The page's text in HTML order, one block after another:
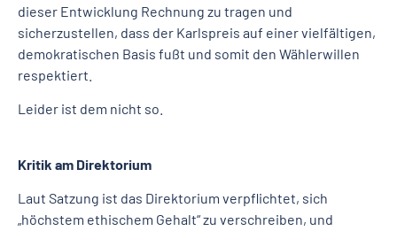
dieser Entwicklung Rechnung zu tragen und
sicherzustellen, dass der Karlspreis auf einer vielfältigen,
demokratischen Basis fußt und somit den Wählerwillen
respektiert.
Leider ist dem nicht so.
Kritik am Direktorium
Laut Satzung ist das Direktorium verpflichtet, sich
„höchstem ethischem Gehalt“ zu verschreiben, und